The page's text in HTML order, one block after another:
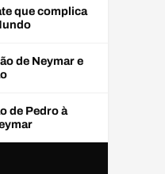
que complica
de Neymar e
de Pedro à